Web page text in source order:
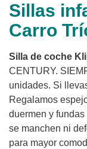
Sillas
Carro
Silla de coche
CENTURY.
unidades. Si
Regalamos
duermen y
se manchen ni
para mayor